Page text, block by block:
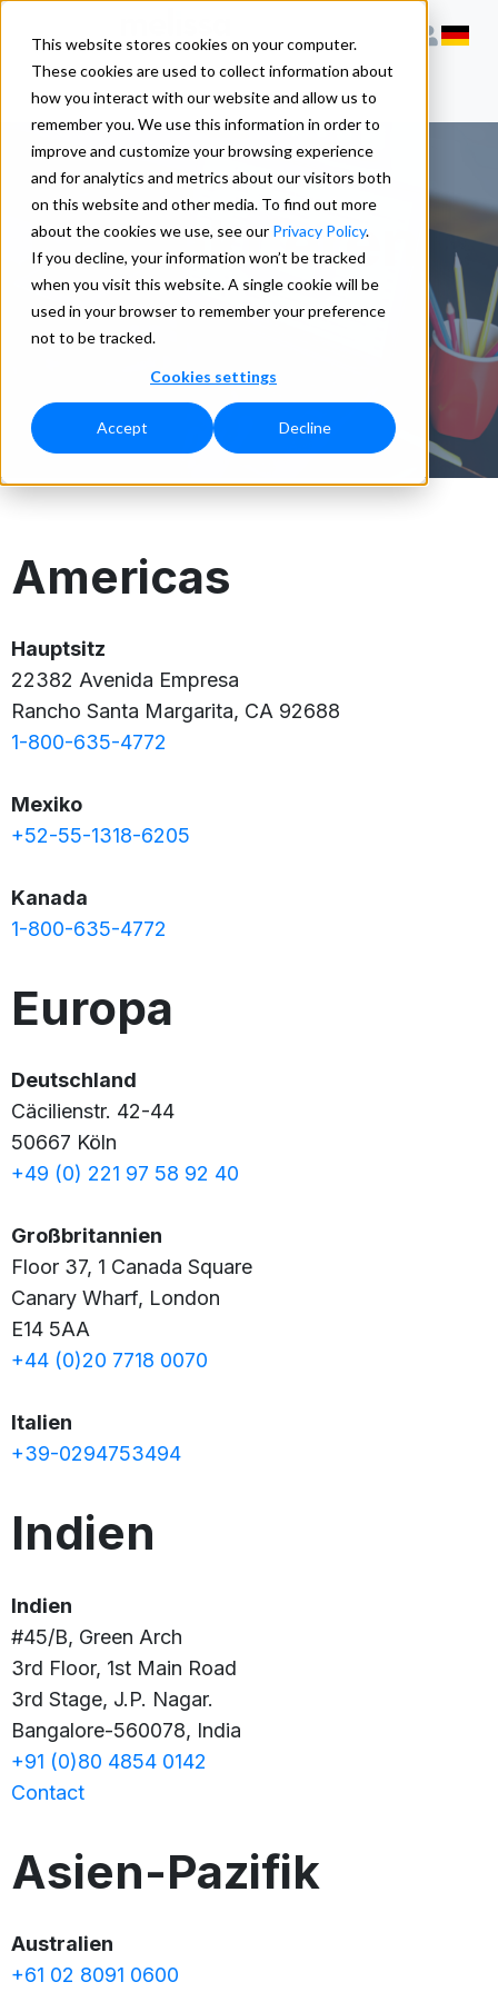
This website stores cookies on your computer.
These cookies are used to collect information about
how you interact with our website and allow us to
remember you. We use this information in order to
improve and customize your browsing experience
and for analytics and metrics about our visitors both
on this website and other media. To find out more
about the cookies we use, see our Privacy Policy.
If you decline, your information won’t be tracked
when you visit this website. A single cookie will be
used in your browser to remember your preference
not to be tracked.
Cookies settings
Accept Decline
Kontaktieren
Sie uns
Americas
Hauptsitz
22382 Avenida Empresa
Rancho Santa Margarita, CA 92688
1-800-635-4772
Mexiko
+52-55-1318-6205
Kanada
1-800-635-4772
Europa
Deutschland
Cäcilienstr. 42-44
50667 Köln
+49 (0) 221 97 58 92 40
Großbritannien
Floor 37, 1 Canada Square
Canary Wharf, London
E14 5AA
+44 (0)20 7718 0070
Italien
+39-0294753494
Indien
Indien
#45/B, Green Arch
3rd Floor, 1st Main Road
3rd Stage, J.P. Nagar.
Bangalore-560078, India
+91 (0)80 4854 0142
Contact
Asien-Pazifik
Australien
+61 02 8091 0600